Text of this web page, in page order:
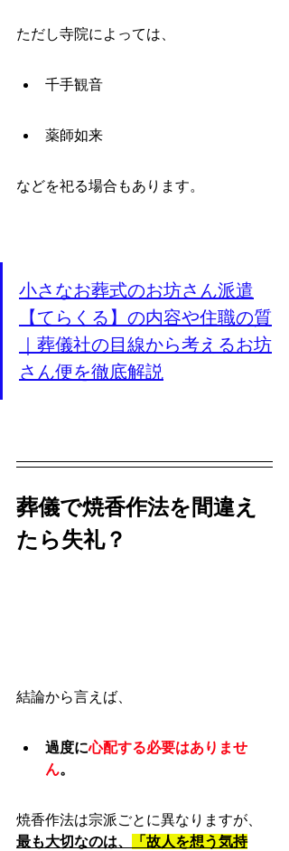
ただし寺院によっては、
千手観音
薬師如来
などを祀る場合もあります。
小さなお葬式のお坊さん派遣
【てらくる】の内容や住職の質
｜葬儀社の目線から考えるお坊
さん便を徹底解説
葬儀で焼香作法を間違え
たら失礼？
結論から言えば、
過度に心配する必要はありませ
ん。
焼香作法は宗派ごとに異なりますが、
最も大切なのは、
「故人を想う気持